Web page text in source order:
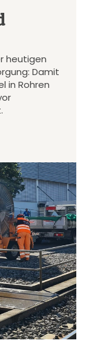
heutigen
Damit
in Rohren